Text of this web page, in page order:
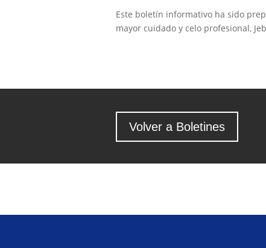
Este boletín informativo ha sido
mayor cuidado y celo profesional,
Volver a Boletines